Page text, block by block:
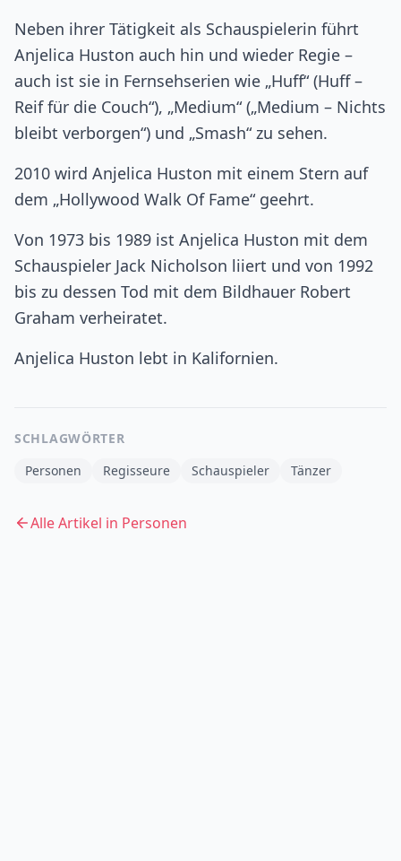
Neben ihrer Tätigkeit als Schauspielerin führt
Anjelica Huston auch hin und wieder Regie –
auch ist sie in Fernsehserien wie „Huff“ (Huff –
Reif für die Couch“), „Medium“ („Medium – Nichts
bleibt verborgen“) und „Smash“ zu sehen.
2010 wird Anjelica Huston mit einem Stern auf
dem „Hollywood Walk Of Fame“ geehrt.
Von 1973 bis 1989 ist Anjelica Huston mit dem
Schauspieler Jack Nicholson liiert und von 1992
bis zu dessen Tod mit dem Bildhauer Robert
Graham verheiratet.
Anjelica Huston lebt in Kalifornien.
SCHLAGWÖRTER
Personen
Regisseure Schauspieler Tänzer
Alle Artikel in Personen